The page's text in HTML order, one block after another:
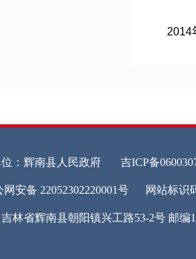
2014
六、
政府